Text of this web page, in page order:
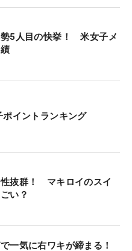
互に打つ）のフォー
5人目の快挙！ 米女子メ
イントランキング
抜群！ マキロイのスイ
い？
一気に右ワキが締まる！